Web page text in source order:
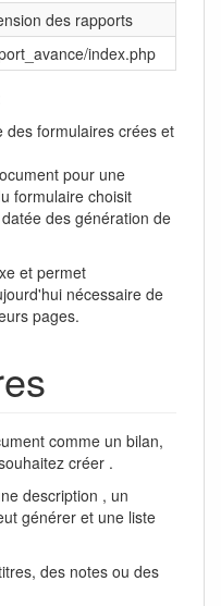
des rapports
index.php
des formulaires crées et
pour une
formulaire choisit
des génération de
et permet
nécessaire de
pages.
comme un bilan,
créer .
description , un
générer et une liste
des notes ou des